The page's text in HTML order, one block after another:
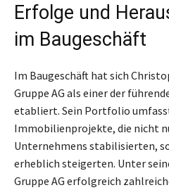
Erfolge und
im Baugeschäft
Im Baugeschäft hat sich
Gruppe AG als einer der
etabliert. Sein Portfolio
Immobilienprojekte, die nicht
Unternehmens stabilisierten,
erheblich steigerten. Unter
Gruppe AG erfolgreich